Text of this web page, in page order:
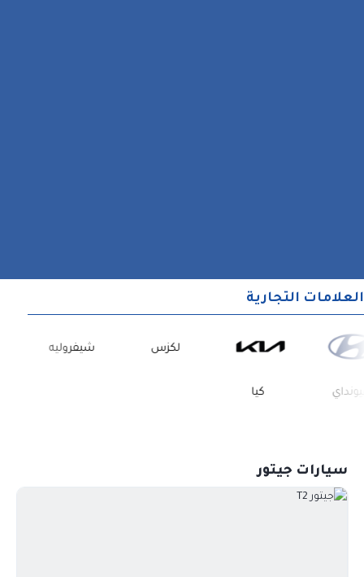
العلامات التجارية
لكزس شيفروليه
سيارات جيتور